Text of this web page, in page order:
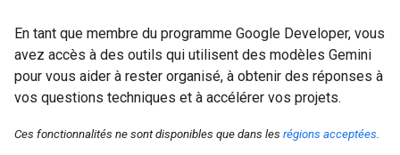
En tant que membre du programme Google Developer, vous
avez accès à des outils qui utilisent des modèles Gemini
pour vous aider à rester organisé, à obtenir des réponses à
vos questions techniques et à accélérer vos projets.
Ces fonctionnalités ne sont disponibles que dans les régions acceptées.